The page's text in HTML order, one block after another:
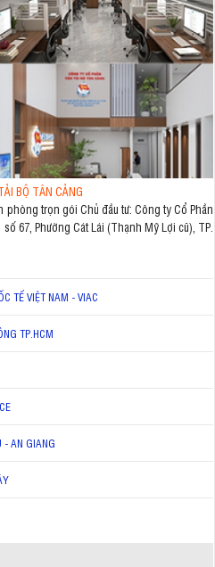
BỘ TÂN CẢNG
trọn gói Chủ đầu tư: Công ty Cổ Phần
67, Phường Cát Lái (Thạnh Mỹ Lợi cũ), TP.
TẾ VIỆT NAM - VIAC
TP.HCM
- AN GIANG